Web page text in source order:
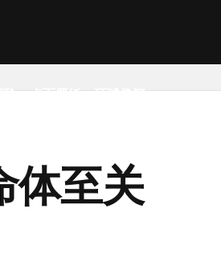
险 桌面壁纸 环球趣闻
体至关